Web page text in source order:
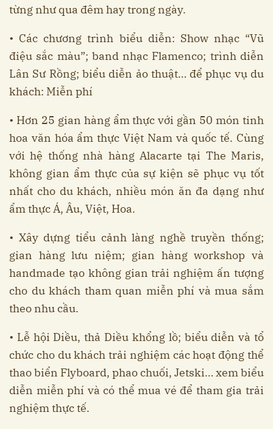
từng như qua đêm hay trong ngày.
• Các chương trình biểu diễn: Show nhạc “Vũ
điệu sắc màu”; band nhạc Flamenco; trình diễn
Lân Sư Rồng; biểu diễn ảo thuật… để phục vụ du
khách: Miễn phí
• Hơn 25 gian hàng ẩm thực với gần 50 món tinh
hoa văn hóa ẩm thực Việt Nam và quốc tế. Cùng
với hệ thống nhà hàng Alacarte tại The Maris,
không gian ẩm thực của sự kiện sẽ phục vụ tốt
nhất cho du khách, nhiều món ăn đa dạng như
ẩm thực Á, Âu, Việt, Hoa.
• Xây dựng tiểu cảnh làng nghề truyền thống;
gian hàng lưu niệm; gian hàng workshop và
handmade tạo không gian trải nghiệm ấn tượng
cho du khách tham quan miễn phí và mua sắm
theo nhu cầu.
• Lễ hội Diều, thả Diều khổng lồ; biểu diễn và tổ
chức cho du khách trải nghiệm các hoạt động thể
thao biển Flyboard, phao chuối, Jetski… xem biểu
diễn miễn phí và có thể mua vé để tham gia trải
nghiệm thực tế.